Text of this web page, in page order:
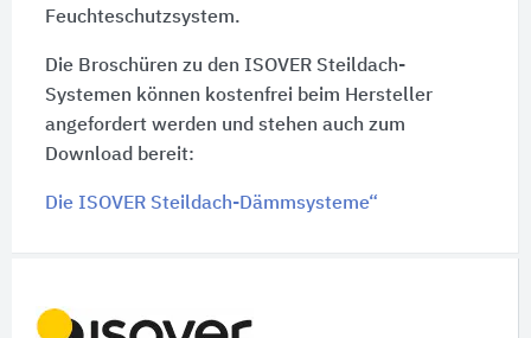
Feuchteschutzsystem.
Die Broschüren zu den ISOVER Steildach-
Systemen können kostenfrei beim Hersteller
angefordert werden und stehen auch zum
Download bereit:
Die ISOVER Steildach-Dämmsysteme“